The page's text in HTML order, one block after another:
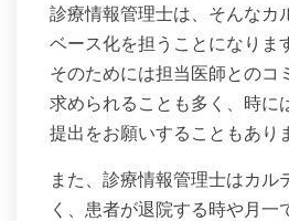
診療情報管理士は、そんなカ
ベース化を担うことになりま
そのためには担当医師とのコ
求められることも多く、時に
提出をお願いすることもあり
また、診療情報管理士はカル
く、患者が退院する時や月一